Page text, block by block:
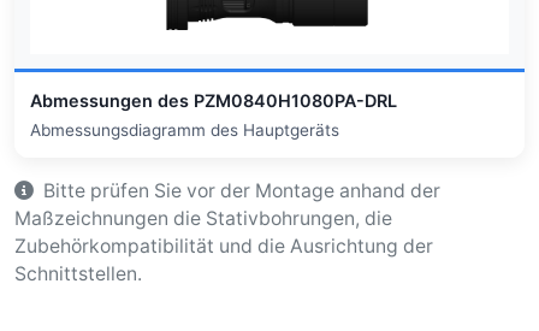
Abmessungen des PZM0840H1080PA-DRL
Abmessungsdiagramm des Hauptgeräts
Bitte prüfen Sie vor der Montage anhand der
Maßzeichnungen die Stativbohrungen, die
Zubehörkompatibilität und die Ausrichtung der
Schnittstellen.